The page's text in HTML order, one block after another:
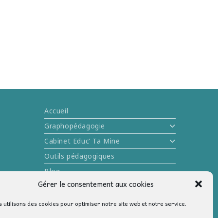
Gérer le consentement aux cookies
utilisons des cookies pour optimiser notre site web et notre service.
Accueil
Graphopédagogie
Cabinet Educ’ Ta Mine
Outils pédagogiques
Blog
Me contacter